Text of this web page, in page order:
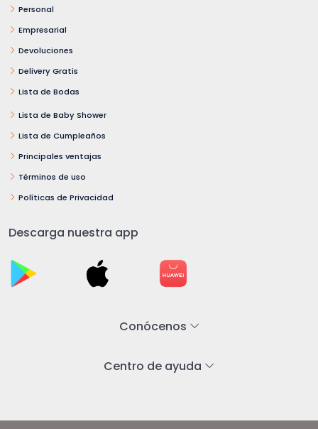
Personal
Empresarial
Devoluciones
Delivery Gratis
Lista de Bodas
Lista de Baby Shower
Lista de Cumpleaños
Principales ventajas
Términos de uso
Políticas de Privacidad
Descarga nuestra app
Conócenos
Centro de ayuda